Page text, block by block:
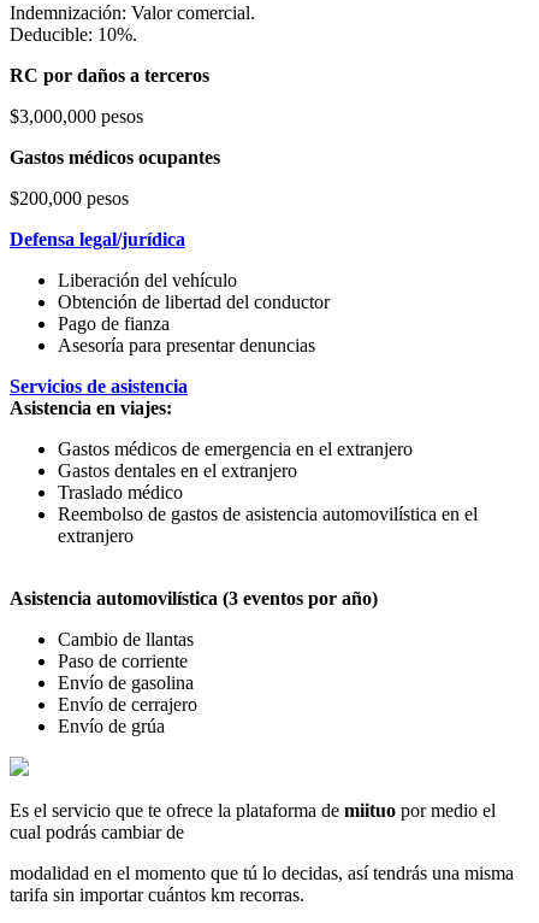
Indemnización: Valor comercial.
Deducible: 10%.
RC por daños a terceros
$3,000,000 pesos
Gastos médicos ocupantes
$200,000 pesos
Defensa legal/jurídica
Liberación del vehículo
Obtención de libertad del conductor
Pago de fianza
Asesoría para presentar denuncias
Servicios de asistencia
Asistencia en viajes:
Gastos médicos de emergencia en el extranjero
Gastos dentales en el extranjero
Traslado médico
Reembolso de gastos de asistencia automovilística en el
extranjero
Asistencia automovilística (3 eventos por año)
Cambio de llantas
Paso de corriente
Envío de gasolina
Envío de cerrajero
Envío de grúa
Es el servicio que te ofrece la plataforma de miituo por medio el
cual podrás cambiar de
modalidad en el momento que tú lo decidas, así tendrás una misma
tarifa sin importar cuántos km recorras.